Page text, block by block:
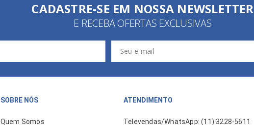
CADASTRE-SE EM NOSSA NEWSLETTER
E RECEBA OFERTAS EXCLUSIVAS
SOBRE NÓS
Quem Somos
ATENDIMENTO
Televendas/WhatsApp: (11) 3228-5611